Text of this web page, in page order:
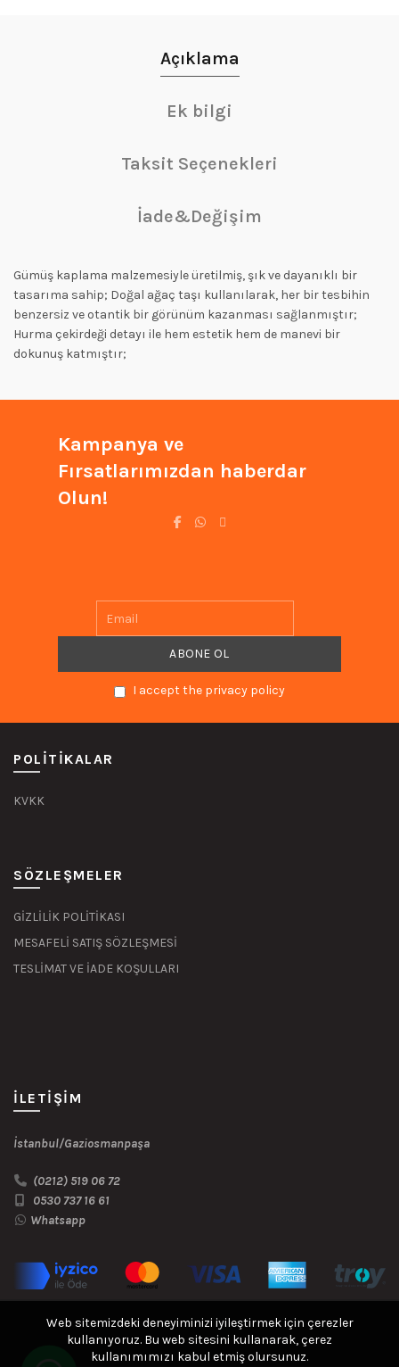
Açıklama
Ek bilgi
Taksit Seçenekleri
İade&Değişim
Gümüş kaplama malzemesiyle üretilmiş, şık ve dayanıklı bir
tasarıma sahip; Doğal ağaç taşı kullanılarak, her bir tesbihin
benzersiz ve otantik bir görünüm kazanması sağlanmıştır;
Hurma çekirdeği detayı ile hem estetik hem de manevi bir
dokunuş katmıştır;
Kampanya ve
Fırsatlarımızdan haberdar
Olun!
I accept the privacy policy
POLITIKALAR
KVKK
SÖZLEŞMELER
GİZLİLİK POLİTİKASI
MESAFELİ SATIŞ SÖZLEŞMESİ
TESLİMAT VE İADE KOŞULLARI
İLETIŞIM
İstanbul/Gaziosmanpaşa
(0212) 519 06 72
0530 737 16 61
Whatsapp
Web sitemizdeki deneyiminizi iyileştirmek için çerezler
kullanıyoruz. Bu web sitesini kullanarak, çerez
kullanımımızı kabul etmiş olursunuz.